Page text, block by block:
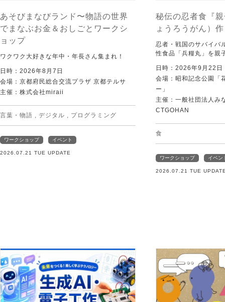
あそびまなびランド〜物語の世界
でまなぶお金＆おしごとワークシ
ョップ
ワクワク大好きな年中・年長さん集まれ！
日時：2026年8月7日
会場：京都府民総合交流プラザ 京都テルサ
主催：株式会社miraii
言葉・物語 , デジタル , プログラミング
ワークショップ イベント
2026.07.21 TUE UPDATE
秘伝の忍者食『
ょうろうがん）
忍者・戦国のサバイバ
性食品「兵糧丸」を親
日時：2026年9月22日
会場：昭和記念公園「
ー」
主催：一般社団法人み
CTGOHAN
食
ワークショップ イベン
2026.07.21 TUE